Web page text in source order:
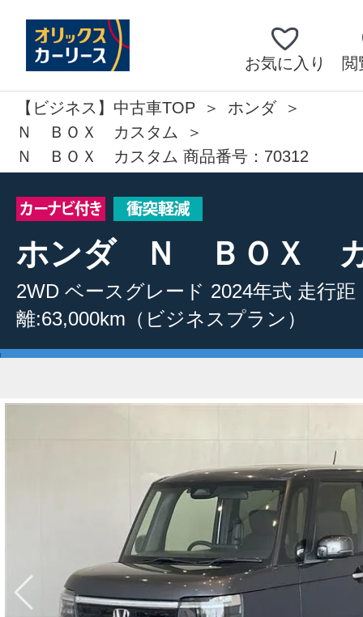
お気に入り 閲
【ビジネス】中古車TOP
ホンダ
Ｎ ＢＯＸ カスタム
Ｎ ＢＯＸ カスタム 商品番号：70312
ホンダ Ｎ ＢＯＸ
2WD ベースグレード 2024年式 走行距
離:63,000km （ビジネスプラン）